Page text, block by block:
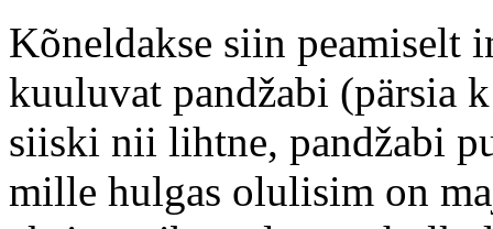
Kõneldakse siin peamiselt
kuuluvat pandžabi (pärsia
siiski nii lihtne, pandžabi
mille hulgas olulisim on